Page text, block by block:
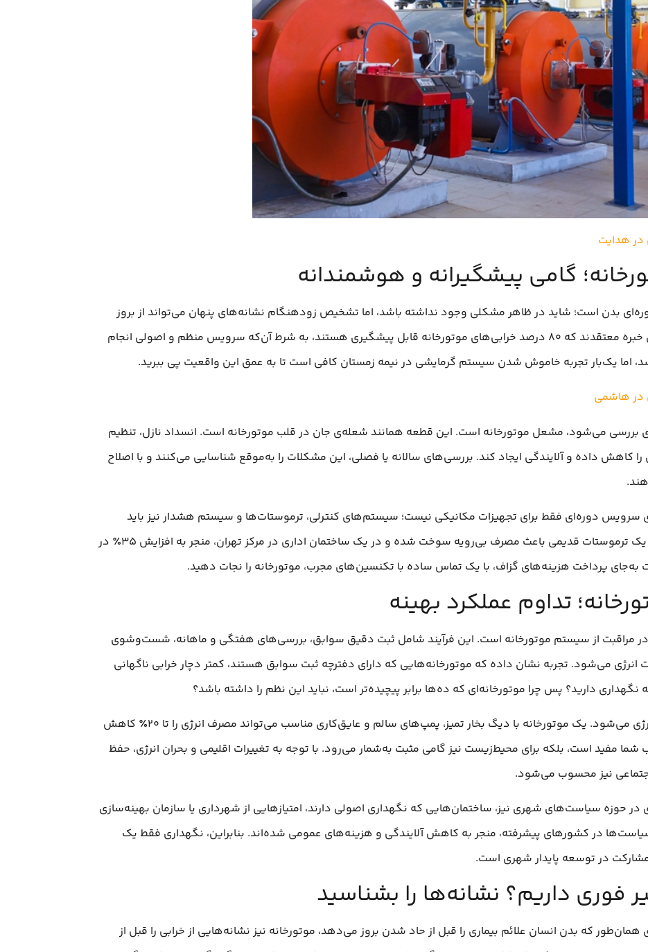
در هدایت
گامی پیشگیرانه و هوشمندانه
بدن است؛ شاید در ظاهر مشکلی وجود نداشته باشد، اما تشخیص زودهنگام نشانه‌های پنهان می‌تواند از بروز
فاجعه جلوگیری کند. بسیاری از مهندسان خبره معتقدند که ۸۰ درصد خرابی‌های موتورخانه قابل پیشگیری هستند، به شرط آن‌که سرویس منظم و اصولی انجام
اما یک‌بار تجربه خاموش شدن سیستم گرمایشی در نیمه زمستان کافی است تا به عمق این واقعیت پی ببرید.
در هاشمی
می‌شود، مشعل موتورخانه است. این قطعه همانند شعله‌ی جان در قلب موتورخانه است. انسداد نازل، تنظیم
را کاهش داده و آلایندگی ایجاد کند. بررسی‌های سالانه یا فصلی، این مشکلات را به‌موقع شناسایی می‌کنند و با اصلاح
سرویس دوره‌ای فقط برای تجهیزات مکانیکی نیست؛ سیستم‌های کنترلی، ترموستات‌ها و سیستم هشدار نیز باید
بررسی شوند. به تجربه دیده‌ام که خرابی یک ترموستات قدیمی باعث مصرف بی‌رویه سوخت شده و در یک ساختمان اداری در مرکز تهران، منجر به افزایش ۳۵٪ در
پرداخت هزینه‌های گزاف، با یک تماس ساده با تکنسین‌های مجرب، موتورخانه را نجات دهید.
تداوم عملکرد بهینه
در مراقبت از سیستم موتورخانه است. این فرآیند شامل ثبت دقیق سوابق، بررسی‌های هفتگی و ماهانه، شست‌وشوی
می‌شود. تجربه نشان داده که موتورخانه‌هایی که دارای دفترچه ثبت سوابق هستند، کمتر دچار خرابی ناگهانی
دارید؟ پس چرا موتورخانه‌ای که ده‌ها برابر پیچیده‌تر است، نباید این نظم را داشته باشد؟
نگهداری منظم باعث افزایش بهره‌وری انرژی می‌شود. یک موتورخانه با دیگ بخار تمیز، پمپ‌های سالم و عایق‌کاری مناسب می‌تواند مصرف انرژی را تا ۲۰٪ کاهش
مفید است، بلکه برای محیط‌زیست نیز گامی مثبت به‌شمار می‌رود. با توجه به تغییرات اقلیمی و بحران انرژی، حفظ
نیز محسوب می‌شود.
حوزه سیاست‌های شهری نیز، ساختمان‌هایی که نگهداری اصولی دارند، امتیازهایی از شهرداری یا سازمان بهینه‌سازی
در کشورهای پیشرفته، منجر به کاهش آلایندگی و هزینه‌های عمومی شده‌اند. بنابراین، نگهداری فقط یک
در توسعه پایدار شهری است.
فوری داریم؟ نشانه‌ها را بشناسید
که بدن انسان علائم بیماری را قبل از حاد شدن بروز می‌دهد، موتورخانه نیز نشانه‌هایی از خرابی را قبل از